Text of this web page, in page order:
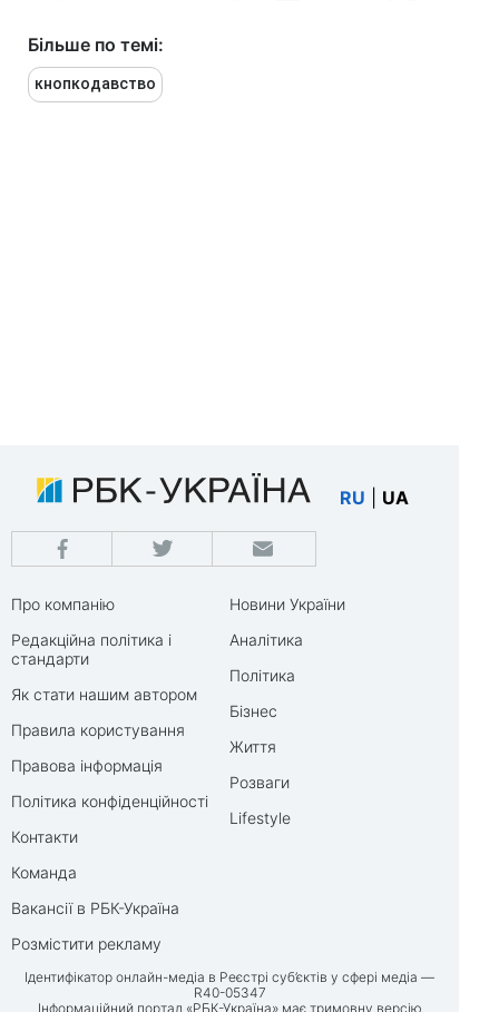
Більше по темі:
кнопкодавство
RU UA
Про компанію
Редакційна політика і
стандарти
Як стати нашим автором
Правила користування
Правова інформація
Політика конфіденційності
Контакти
Команда
Вакансії в РБК-Україна
Розмістити рекламу
Новини України
Аналітика
Політика
Бізнес
Життя
Розваги
Lifestyle
Ідентифікатор онлайн-медіа в Реєстрі суб’єктів у сфері медіа —
R40-05347
Інформаційний портал «РБК-Україна» має тримовну версію